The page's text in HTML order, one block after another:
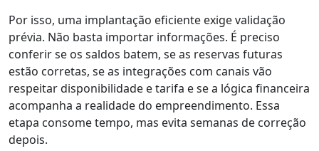
Por isso, uma implantação eficiente exige validação
prévia. Não basta importar informações. É preciso
conferir se os saldos batem, se as reservas futuras
estão corretas, se as integrações com canais vão
respeitar disponibilidade e tarifa e se a lógica financeira
acompanha a realidade do empreendimento. Essa
etapa consome tempo, mas evita semanas de correção
depois.